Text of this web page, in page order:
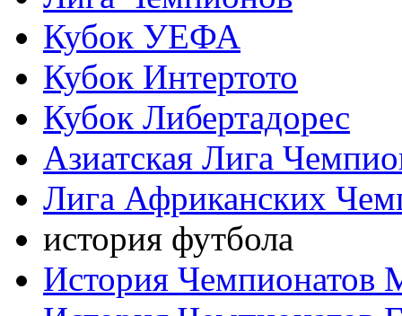
Кубок УЕФА
Кубок Интертото
Кубок Либертадорес
Азиатская Лига
Лига Африканских
история футбола
История Чемпионатов